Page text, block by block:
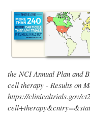
the NCI Annual Plan and
cell therapy - Results on
https://clinicaltrials.gov/